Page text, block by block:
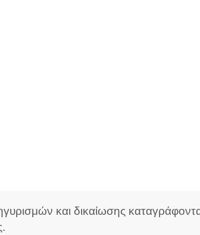
και δικαίωσης